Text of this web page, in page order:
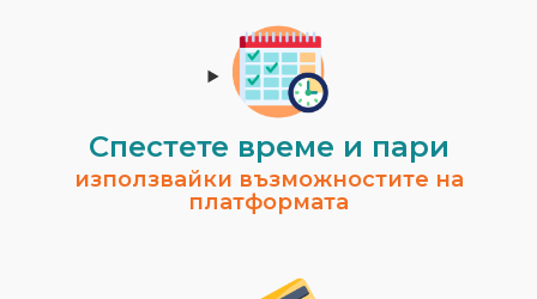
Спестeте време и пари
използвайки възможностите на
платформата